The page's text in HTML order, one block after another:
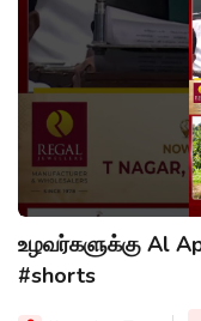
உழவர்களுக்கு Al
#shorts